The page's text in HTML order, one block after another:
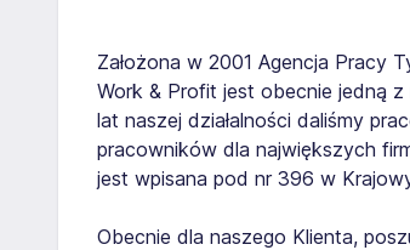
Założona w 2001 Agencja Pracy
Work & Profit jest obecnie jedną
lat naszej działalności daliśmy
pracowników dla największych
jest wpisana pod nr 396 w
Obecnie dla naszego Klienta,